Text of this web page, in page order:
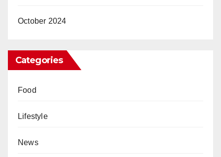
October 2024
Categories
Food
Lifestyle
News